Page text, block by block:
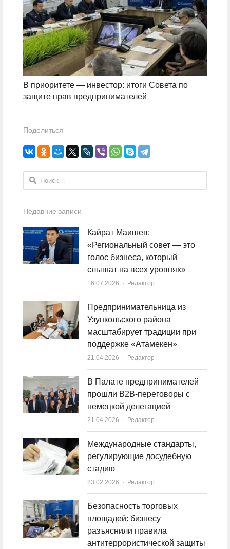
В приоритете — инвестор: итоги Совета по
защите прав предпринимателей
Поделиться
Найти:
Недавние записи
Кайрат Маишев:
«Региональный совет — это
голос бизнеса, который
слышат на всех уровнях»
16.07.2026 Author
Редактор
Предпринимательница из
Узункольского района
масштабирует традиции при
поддержке «Атамекен»
21.04.2026 Author
Редактор
В Палате предпринимателей
прошли B2B-переговоры с
немецкой делегацией
21.04.2026 Author
Редактор
Международные стандарты,
регулирующие досудебную
стадию
23.02.2026 Author
Редактор
Безопасность торговых
площадей: бизнесу
разъяснили правила
антитеррористической защиты